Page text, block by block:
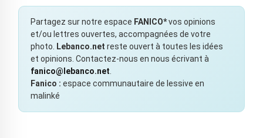
Partagez sur notre espace FANICO*vos opinions
et/ou lettres ouvertes, accompagnées de votre
photo. Lebanco.net reste ouvert à toutes les idées
et opinions. Contactez-nous en nous écrivant à
fanico@lebanco.net
Fanico : espace communautaire de lessive en
malinké